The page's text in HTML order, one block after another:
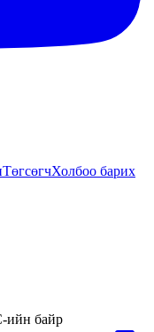
ТөгсөгчХолбоо барих
ийн байр